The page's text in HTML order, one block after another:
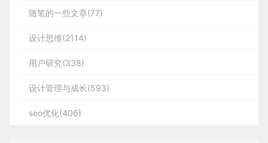
随笔的一些文章(77)
设计思维(2114)
用户研究(338)
设计管理与成长(593)
seo优化(406)